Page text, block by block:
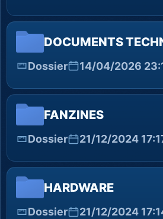
DOCUMENTS
Dossier 14/04/2026
FANZINES
Dossier 21/12/2024
HARDWARE
Dossier 21/12/2024